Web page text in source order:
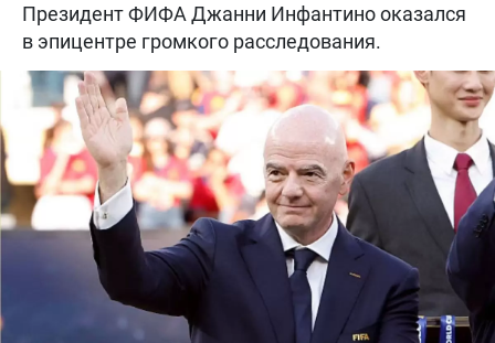
Президент ФИФА Джанни Инфантино оказался
в эпицентре громкого расследования.